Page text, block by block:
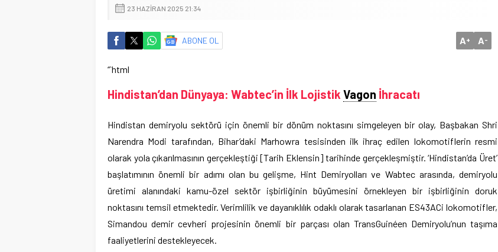
23 HAZIRAN 2025 21:34
ABONE OL A+ A-
“`html
Hindistan’dan Dünyaya: Wabtec’in İlk Lojistik Vagon İhracatı
Hindistan demiryolu sektörü için önemli bir dönüm noktasını simgeleyen bir olay, Başbakan Shri
Narendra Modi tarafından, Bihar’daki Marhowra tesisinden ilk ihraç edilen lokomotiflerin resmi
olarak yola çıkarılmasının gerçekleştiği [Tarih Eklensin] tarihinde gerçekleşmiştir. ‘Hindistan’da Üret’
başlatımının önemli bir adımı olan bu gelişme, Hint Demiryolları ve Wabtec arasında, demiryolu
üretimi alanındaki kamu-özel sektör işbirliğinin büyümesini örnekleyen bir işbirliğinin doruk
noktasını temsil etmektedir. Verimlilik ve dayanıklılık odaklı olarak tasarlanan ES43ACi lokomotifler,
Simandou demir cevheri projesinin önemli bir parçası olan TransGuinéen Demiryolu’nun taşıma
faaliyetlerini destekleyecek.